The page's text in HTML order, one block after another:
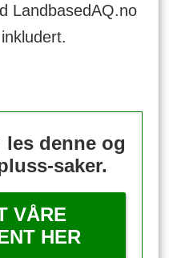
LandbasedAQ.no
denne og
saker.
VÅRE
HER